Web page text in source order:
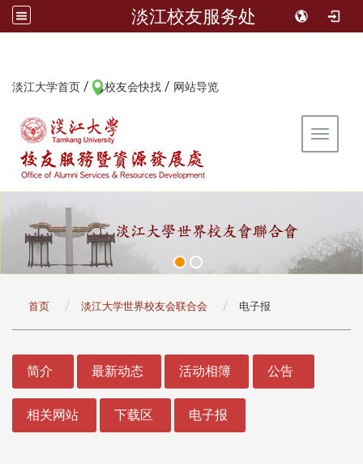
淡江校友服务处
淡江大学首页 / 校友会快找 / 网站导览
Toggle
首页 淡江大学世界校友会联合会 电子报
简介 最新动态 活动相簿 公告
相关网站 下载区 电子报